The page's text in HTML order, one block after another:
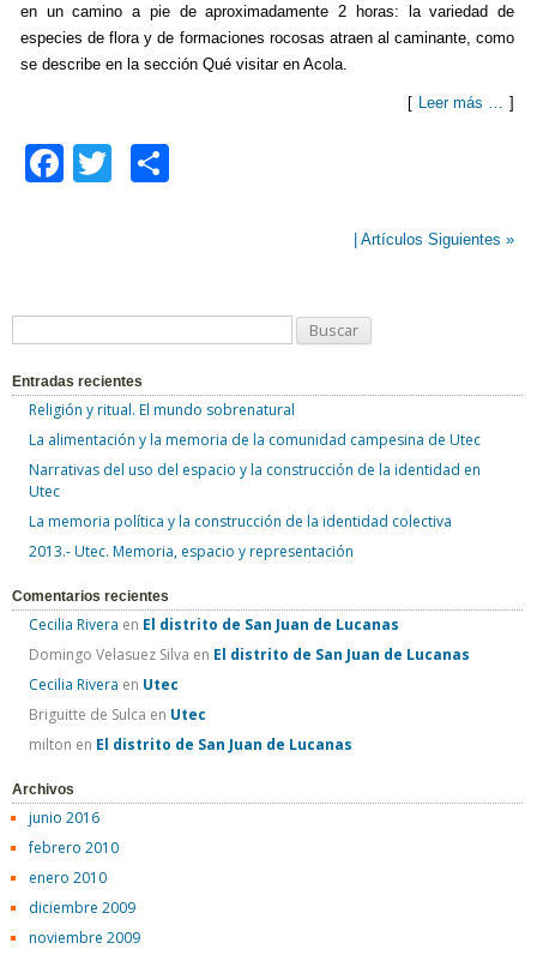
en un camino a pie de aproximadamente 2 horas: la variedad de
especies de flora y de formaciones rocosas atraen al caminante, como
se describe en la sección Qué visitar en Acola.
[ Leer más … ]
F
b
o
o
k
ar
tir
| Artículos Siguientes »
sEntradas recientes
Religión y ritual. El mundo sobrenatural
La alimentación y la memoria de la comunidad campesina de Utec
Narrativas del uso del espacio y la construcción de la identidad en
Utec
La memoria política y la construcción de la identidad colectiva
2013.- Utec. Memoria, espacio y representación
Comentarios recientes
Cecilia Rivera en El distrito de San Juan de Lucanas
Domingo Velasuez Silva en El distrito de San Juan de Lucanas
Cecilia Rivera en Utec
Briguitte de Sulca en Utec
milton en El distrito de San Juan de Lucanas
Archivos
junio 2016
febrero 2010
enero 2010
diciembre 2009
noviembre 2009